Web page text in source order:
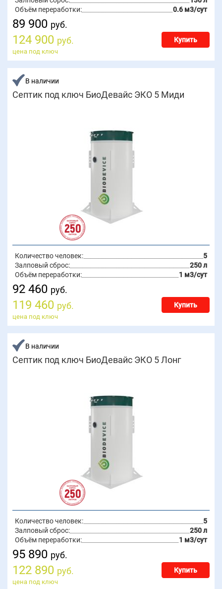
Объём переработки:
0.6 м3/сут
89 900 руб.
124 900 руб. Купить
цена под ключ
В наличии
Септик под ключ БиоДевайс ЭКО 5 Миди
Количество человек:
5
Залповый сброс:
250 л
Объём переработки:
1 м3/сут
92 460 руб.
119 460 руб. Купить
цена под ключ
В наличии
Септик под ключ БиоДевайс ЭКО 5 Лонг
Количество человек:
5
Залповый сброс:
250 л
Объём переработки:
1 м3/сут
95 890 руб.
122 890 руб. Купить
цена под ключ